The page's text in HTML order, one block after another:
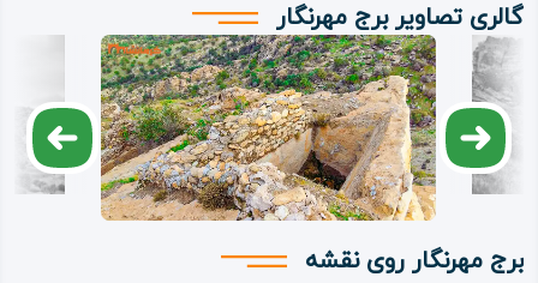
گالری تصاویر برج مهرنگار
برج مهرنگار روی نقشه